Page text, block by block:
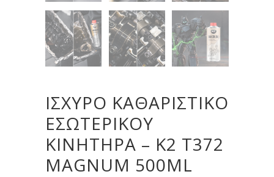
ΙΣΧΥΡΟ ΚΑΘΑΡΙΣΤΙΚΟ
ΕΣΩΤΕΡΙΚΟΥ
ΚΙΝΗΤΗΡΑ – K2 T372
MAGNUM 500ML